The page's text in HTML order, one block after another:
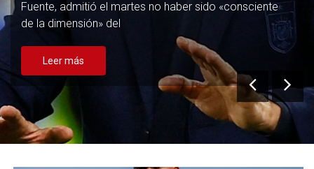
Leer más